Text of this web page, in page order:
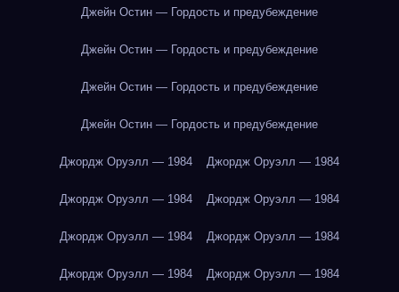
Джейн Остин — Гордость и предубеждение
Джейн Остин — Гордость и предубеждение
Джейн Остин — Гордость и предубеждение
Джейн Остин — Гордость и предубеждение
Джордж Оруэлл — 1984 Джордж Оруэлл — 1984
Джордж Оруэлл — 1984 Джордж Оруэлл — 1984
Джордж Оруэлл — 1984 Джордж Оруэлл — 1984
Джордж Оруэлл — 1984 Джордж Оруэлл — 1984